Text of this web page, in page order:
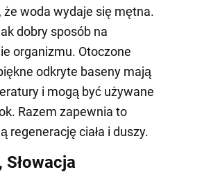
że woda wydaje się mętna.
dobry sposób na
organizmu. Otoczone
odkryte baseny mają
i mogą być używane
Razem zapewnia to
regenerację ciała i duszy.
Słowacja